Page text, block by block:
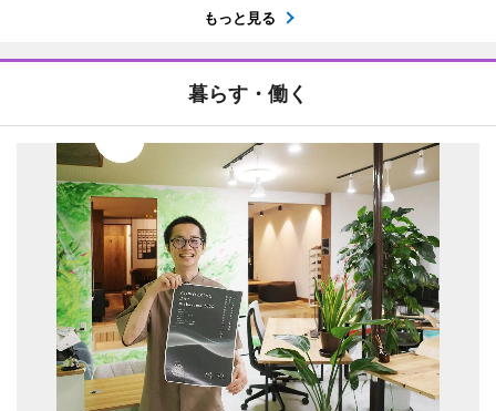
もっと見る
暮らす・働く